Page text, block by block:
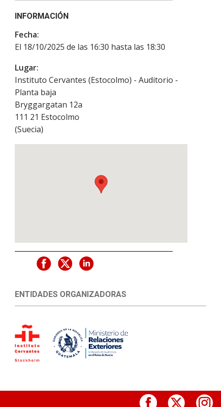
INFORMACIÓN
Fecha:
El 18/10/2025 de las 16:30 hasta las 18:30
Lugar:
Instituto Cervantes (Estocolmo) - Auditorio -
Planta baja
Bryggargatan 12a
111 21 Estocolmo
(Suecia)
ENTIDADES ORGANIZADORAS